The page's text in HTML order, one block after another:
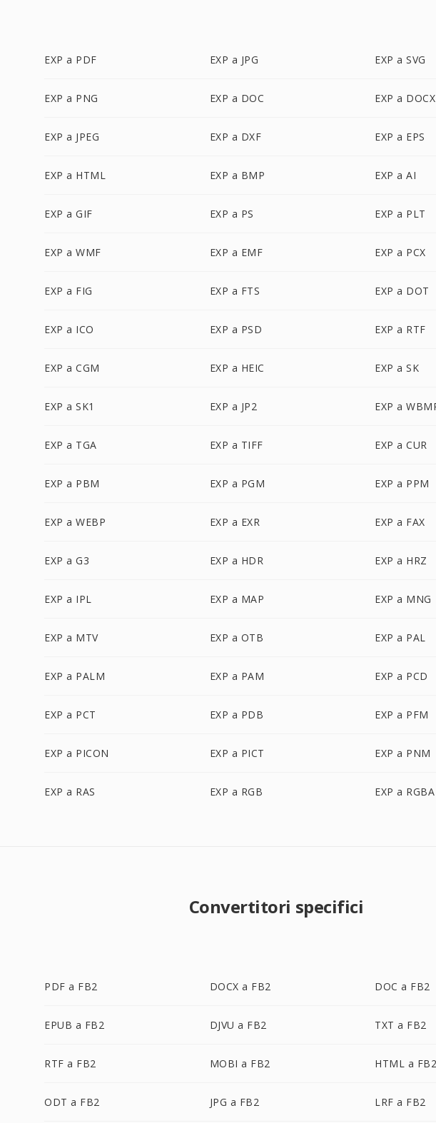
EXP a PDF EXP a JPG EXP a SVG
EXP a PNG EXP a DOC EXP a DOCX
EXP a JPEG EXP a DXF EXP a EPS
EXP a HTML EXP a BMP EXP a AI
EXP a GIF EXP a PS EXP a PLT
EXP a WMF EXP a EMF EXP a PCX
EXP a FIG EXP a FTS EXP a DOT
EXP a ICO EXP a PSD EXP a RTF
EXP a CGM EXP a HEIC EXP a SK
EXP a SK1 EXP a JP2 EXP a
EXP a TGA EXP a TIFF EXP a CUR
EXP a PBM EXP a PGM EXP a PPM
EXP a WEBP EXP a EXR EXP a FAX
EXP a G3 EXP a HDR EXP a HRZ
EXP a IPL EXP a MAP EXP a MNG
EXP a MTV EXP a OTB EXP a PAL
EXP a PALM EXP a PAM EXP a PCD
EXP a PCT EXP a PDB EXP a PFM
EXP a PICON EXP a PICT EXP a PNM
EXP a RAS EXP a RGB EXP a RGBA
Convertitori specifici
PDF a FB2 DOCX a FB2 DOC a FB2
EPUB a FB2 DJVU a FB2 TXT a FB2
RTF a FB2 MOBI a FB2 HTML a
ODT a FB2 JPG a FB2 LRF a FB2